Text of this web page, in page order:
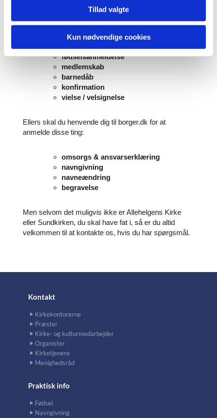
Tillad valgte
Kun nødvendige cookies
personer har bopæl hvis de vedrører nogle af disse
ting:
fødselsanmeldelse
medlemskab
barnedåb
konfirmation
vielse / velsignelse
Ellers skal du henvende dig til borger.dk for at
anmelde disse ting:
omsorgs & ansvarserklæring
navngivning
navneændring
begravelse
Men selvom det muligvis ikke er Allehelgens Kirke
eller Sundkirken, du skal have fat i, så er du altid
velkommen til at kontakte os, hvis du har spørgsmål.
Kontakt
Kirkekontorerne
Præster
Kirke- og kulturmedarbejder
Organister
Kirketjenere
Menighedsråd
Praktisk info
Fødsel
Navngivning